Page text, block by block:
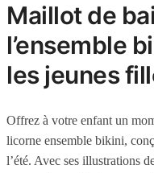
Maillot de
l’ensemble
les jeunes
Offrez à votre enfant un
licorne ensemble bikini,
l’été. Avec ses illustrations